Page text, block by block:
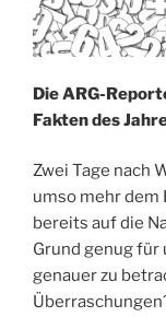
Die ARG-
Fakten des
Zwei Tage nach
umso mehr dem
bereits auf die
Grund genug für
genauer zu